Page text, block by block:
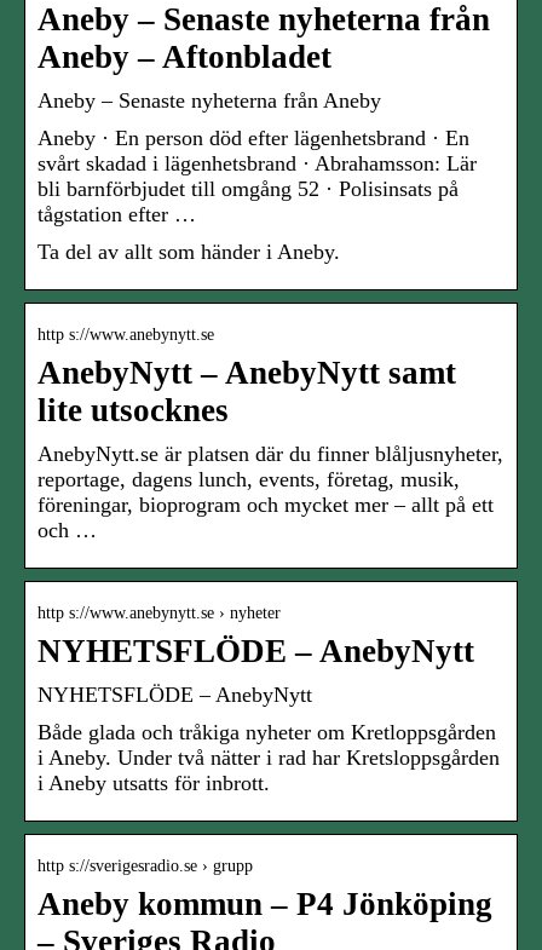
Aneby – Senaste nyheterna från
Aneby – Aftonbladet
Aneby – Senaste nyheterna från Aneby
Aneby · En person död efter lägenhetsbrand · En
svårt skadad i lägenhetsbrand · Abrahamsson: Lär
bli barnförbjudet till omgång 52 · Polisinsats på
tågstation efter …
Ta del av allt som händer i Aneby.
http s://www.anebynytt.se
AnebyNytt – AnebyNytt samt
lite utsocknes
AnebyNytt.se är platsen där du finner blåljusnyheter,
reportage, dagens lunch, events, företag, musik,
föreningar, bioprogram och mycket mer – allt på ett
och …
http s://www.anebynytt.se › nyheter
NYHETSFLÖDE – AnebyNytt
NYHETSFLÖDE – AnebyNytt
Både glada och tråkiga nyheter om Kretloppsgården
i Aneby. Under två nätter i rad har Kretsloppsgården
i Aneby utsatts för inbrott.
http s://sverigesradio.se › grupp
Aneby kommun – P4 Jönköping
– Sveriges Radio